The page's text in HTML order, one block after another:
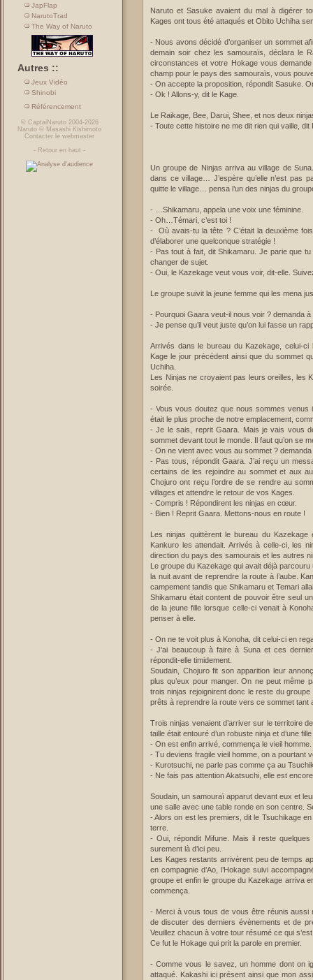
JapFlap
NarutoTrad
The Way of Naruto
Autres ::
Jeux Vidéo
Shinobi
Référencement
© CaptaiNaruto2004-2026
Naruto © Masashi Kishimoto
Contacter le webmaster
- Retour en haut -
Naruto et Sasuke avaient du mal à digérer
Kages ont tous été attaqués et Obito Uchiha
- Nous avons décidé d’organiser un sommet
demain soir chez les samouraïs, déclara le
circonstances et votre Hokage vous
champ pour le pays des samouraïs, vous
- On accepte la proposition, répondit Sasuke.
- Ok ! Allons-y, dit le Kage.
Le Raikage, Bee, Darui, Shee, et nos deux
- Toute cette histoire ne me dit rien qui vaille, dit
Un groupe de Ninjas arriva au village de
dans ce village… J’espère qu’elle n’est pas
quitte le village… pensa l’un des ninjas du
- …Shikamaru, appela une voix une féminine.
- Oh…Témari, c’est toi !
- Où avais-tu la tête ? C’était la deuxième
d’élaborer une quelconque stratégie !
- Pas tout à fait, dit Shikamaru. Je parie que
changer de sujet.
- Oui, le Kazekage veut vous voir, dit-elle.
Le groupe suivit la jeune femme qui les mena
- Pourquoi Gaara veut-il nous voir ? demanda
- Je pense qu’il veut juste qu’on lui fasse un
Arrivés dans le bureau du Kazekage, celui-ci
Kage le jour précédent ainsi que du sommet
Uchiha.
Les Ninjas ne croyaient pas leurs oreilles, les
soirée.
- Vous vous doutez que nous sommes venus
était le plus proche de notre emplacement,
- Je le sais, reprit Gaara. Mais je vais vous
sommet devant tout le monde. Il faut qu’on se
- On ne vient avec vous au sommet ? demanda
- Pas tous, répondit Gaara. J’ai reçu un
certains de les rejoindre au sommet et aux
Chojuro ont reçu l’ordre de se rendre au
villages et attendre le retour de vos Kages.
- Compris ! Répondirent les ninjas en cœur.
- Bien ! Reprit Gaara. Mettons-nous en route !
Les ninjas quittèrent le bureau du
Kankuro les attendait. Arrivés à celle-ci, les
direction du pays des samourais et les autres
Le groupe du Kazekage qui avait déjà
la nuit avant de reprendre la route à l’aube.
campement tandis que Shikamaru et Temari
Shikamaru était content de pouvoir être seul
de la jeune fille lorsque celle-ci venait à
penser à elle.
- On ne te voit plus à Konoha, dit celui-ci en
- J’ai beaucoup à faire à Suna et ces
répondit-elle timidement.
Soudain, Chojuro fit son apparition leur
plus qu’eux pour manger. On ne peut même
trois ninjas rejoignirent donc le reste du
prêts à reprendre la route vers ce sommet tant
Trois ninjas venaient d’arriver sur le territoire
taille était entouré d’un robuste ninja et d’une
- On est enfin arrivé, commença le vieil
- Tu deviens fragile vieil homme, on a pourtant
- Kurotsuchi, ne parle pas comme ça au
- Ne fais pas attention Akatsuchi, elle est
Soudain, un samouraï apparut devant eux et
une salle avec une table ronde en son centre.
- Alors on est les premiers, dit le Tsuchikage
terre.
- Oui, répondit Mifune. Mais il reste
surement là d’ici peu.
Les Kages restants arrivèrent peu de temps
en compagnie d’Ao, l’Hokage suivi
groupe et enfin le groupe du Kazekage arriva
commença.
- Merci à vous tous de vous être réunis aussi
de discuter des derniers évènements et de
Veuillez chacun à votre tour résumé ce qui
Ce fut le Hokage qui prit la parole en premier.
- Comme vous le savez, un homme dont on
attaqué. Kakashi ici présent ainsi que mon